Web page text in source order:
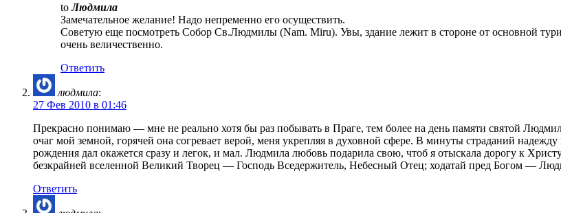
toЛюдмила
Замечательное желание! Надо непременно его осуществить.
Советую еще посмотреть Собор Св.Людмилы (Nam. Miru). Увы, здание лежит в стороне от основной
очень величественно.
Ответить
людмила:
27 Фев 2010 в 01:46
Прекрасно понимаю — мне не реально хотя бы раз побывать в Праге, тем более на день памяти святой
очаг мой земной, горячей она согревает верой, меня укрепляя в духовной сфере. В минуты страданий
рождения дал окажется сразу и легок, и мал. Людмила любовь подарила свою, чтоб я отыскала дорогу к
безкрайней вселенной Великий Творец — Господь Вседержитель, Небесный Отец; ходатай пред Богом —
Ответить